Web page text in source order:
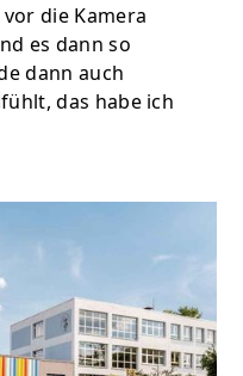
die Kamera
es dann so
dann auch
das habe ich